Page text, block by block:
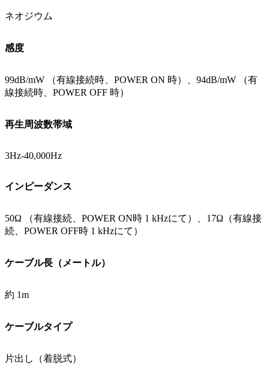
ネオジウム
感度
99dB/mW （有線接続時、POWER ON 時）、94dB/mW （有
線接続時、POWER OFF 時）
再生周波数帯域
3Hz-40,000Hz
インピーダンス
50Ω （有線接続、POWER ON時 1 kHzにて）、17Ω（有線接
続、POWER OFF時 1 kHzにて）
ケーブル長（メートル）
約 1m
ケーブルタイプ
片出し（着脱式）